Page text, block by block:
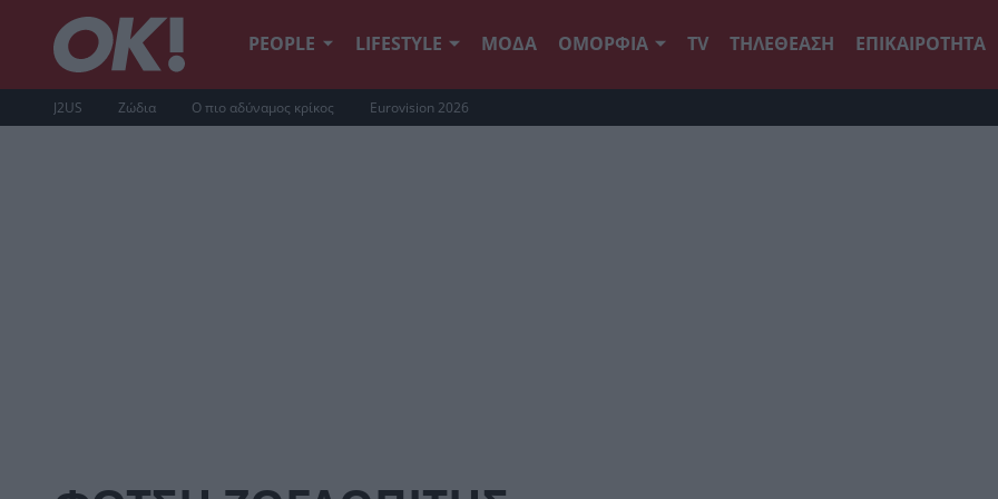
PEOPLE LIFESTYLE ΜΟΔΑ ΟΜΟΡΦΙΑ TV ΤΗΛΕΘΕΑΣΗ ΕΠΙΚΑΙΡΟΤΗΤΑ
J2US Ζώδια Ο πιο αδύναμος κρίκος Eurovision 2026